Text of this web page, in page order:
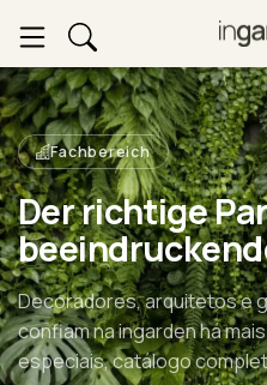
Fachbereich
Der richtige
Decoradores, arquitetos e
confiam na ingarden há
especiais, catálogo